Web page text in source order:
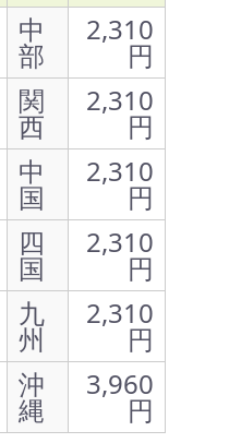
中
部
2,310
円
関
西
2,310
円
中
国
2,310
円
四
国
2,310
円
九
州
2,310
円
沖
縄
3,960
円